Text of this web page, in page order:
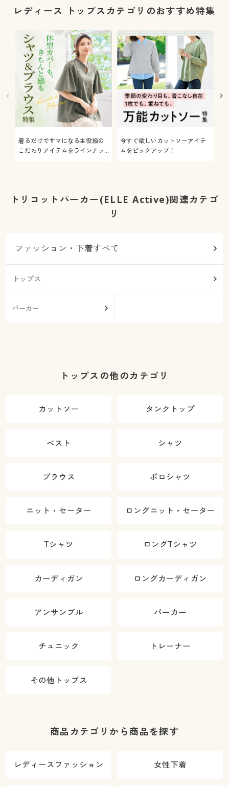
レディース トップスカテゴリのおすすめ特集
着るだけでサマになる主役級の
こだわりアイテムをラインナッ
今すぐ欲しいカットソーアイテ
ムをピックアップ！
トリコットパーカー(ELLE Active)関連カテゴ
リ
ファッション・下着すべて
トップス
パーカー
トップスの他のカテゴリ
カットソー タンクトップ
ベスト シャツ
ブラウス ポロシャツ
ニット・セーター ロングニット・セーター
Tシャツ ロングTシャツ
カーディガン ロングカーディガン
アンサンブル パーカー
チュニック トレーナー
その他トップス
商品カテゴリから商品を探す
レディースファッション 女性下着